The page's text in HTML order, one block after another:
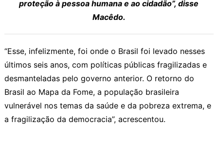
proteção à pessoa humana e ao cidadão”, disse
Macêdo.
“Esse, infelizmente, foi onde o Brasil foi levado nesses
últimos seis anos, com políticas públicas fragilizadas e
desmanteladas pelo governo anterior. O retorno do
Brasil ao Mapa da Fome, a população brasileira
vulnerável nos temas da saúde e da pobreza extrema, e
a fragilização da democracia”, acrescentou.